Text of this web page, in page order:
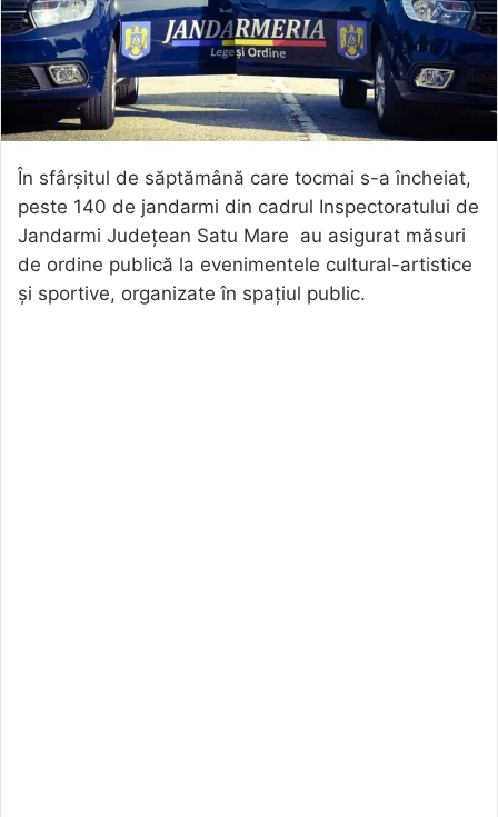
În sfârșitul de săptămână care tocmai s-a încheiat,
peste 140 de jandarmi din cadrul Inspectoratului de
Jandarmi Județean Satu Mare au asigurat măsuri
de ordine publică la evenimentele cultural-artistice
și sportive, organizate în spațiul public.